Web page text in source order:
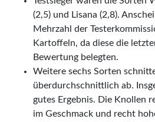
(2,5) und Lisana (2,8).
Mehrzahl der
Kartoffeln, da diese die
Bewertung belegten.
Weitere sechs Sorten
überdurchschnittlich ab.
gutes Ergebnis. Die Knollen
im Geschmack und recht